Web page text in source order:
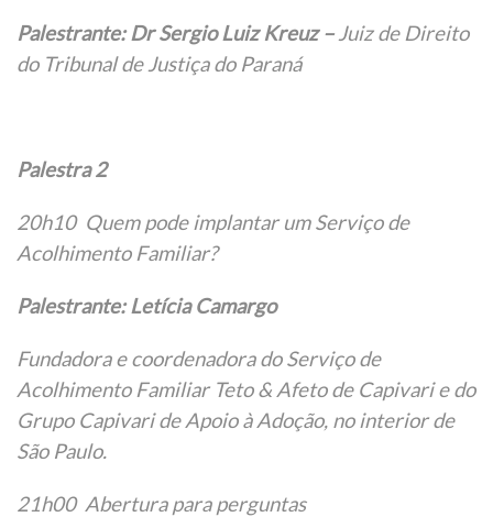
Palestrante: DrSergio Luiz Kreuz –Juiz de Direito
do Tribunal de Justiça do Paraná
Palestra 2
20h10 Quem pode implantar um Serviço de
Acolhimento Familiar?
Palestrante: Letícia Camargo
Fundadora e coordenadora do Serviço de
Acolhimento Familiar Teto & Afeto de Capivari e do
Grupo Capivari de Apoio à Adoção, no interior de
São Paulo.
21h00 Abertura para perguntas